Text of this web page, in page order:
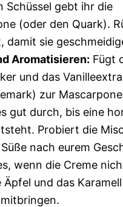
Schüssel gebt ihr die
(oder den Quark).
damit sie
Aromatisieren: Fügt
und das
zur
gut durch, bis eine
Probiert die
nach eurem
wenn die Creme
Äpfel und das